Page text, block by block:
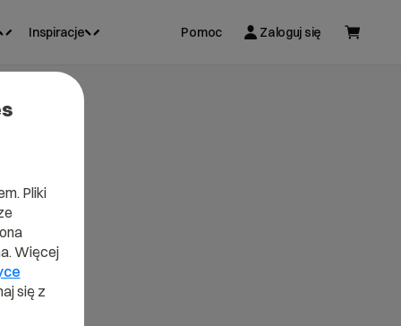
Inspiracje Pomoc Zaloguj się
Pliki
Więcej
się z